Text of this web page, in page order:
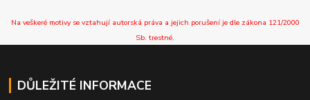
Na veškeré motivy se vztahují autorská práva a jejich porušení je dle zákona 121/2000
Sb. trestné.
DŮLEŽITÉ INFORMACE